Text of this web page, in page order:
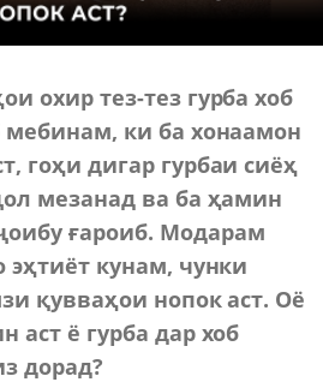
охир тез-тез гурба хоб
ки ба хонаамон
гоҳи дигар гурбаи сиёҳ
мезанад ва ба ҳамин
ғароиб. Модарам
эҳтиёт кунам, чунки
қувваҳои нопок аст. Оё
аст ё гурба дар хоб
дорад?